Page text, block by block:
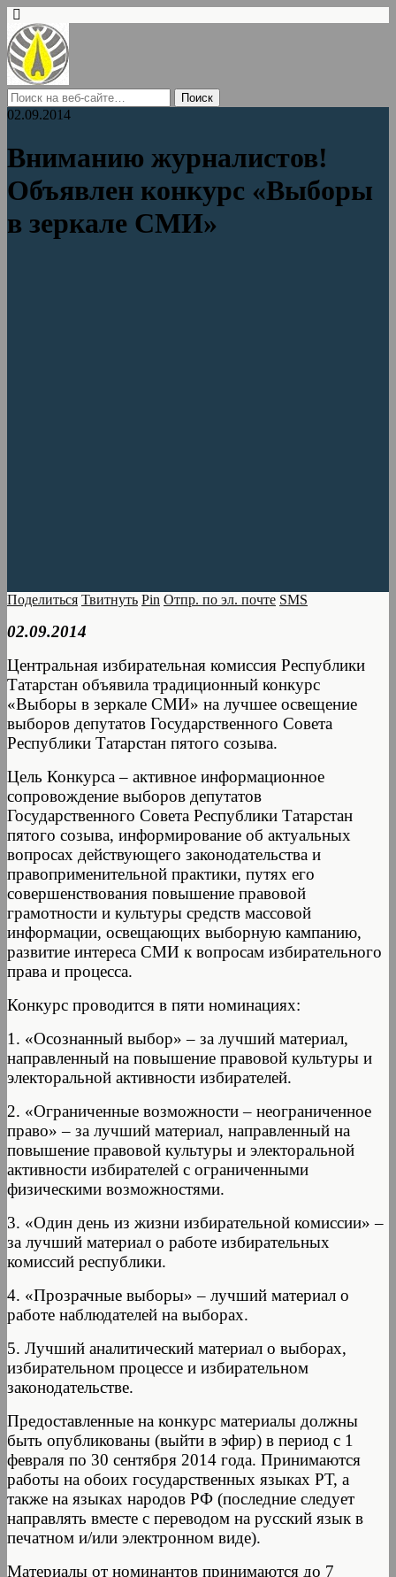
02.09.2014
Вниманию журналистов!
Объявлен конкурс «Выборы
в зеркале СМИ»
Поделиться Твитнуть Pin Отпр. по эл. почте SMS
02.09.2014
Центральная избирательная комиссия Республики
Татарстан объявила традиционный конкурс
«Выборы в зеркале СМИ» на лучшее освещение
выборов депутатов Государственного Совета
Республики Татарстан пятого созыва.
Цель Конкурса – активное информационное
сопровождение выборов депутатов
Государственного Совета Республики Татарстан
пятого созыва, информирование об актуальных
вопросах действующего законодательства и
правоприменительной практики, путях его
совершенствования повышение правовой
грамотности и культуры средств массовой
информации, освещающих выборную кампанию,
развитие интереса СМИ к вопросам избирательного
права и процесса.
Конкурс проводится в пяти номинациях:
1. «Осознанный выбор» – за лучший материал,
направленный на повышение правовой культуры и
электоральной активности избирателей.
2. «Ограниченные возможности – неограниченное
право» – за лучший материал, направленный на
повышение правовой культуры и электоральной
активности избирателей с ограниченными
физическими возможностями.
3. «Один день из жизни избирательной комиссии» –
за лучший материал о работе избирательных
комиссий республики.
4. «Прозрачные выборы» – лучший материал о
работе наблюдателей на выборах.
5. Лучший аналитический материал о выборах,
избирательном процессе и избирательном
законодательстве.
Предоставленные на конкурс материалы должны
быть опубликованы (выйти в эфир) в период с 1
февраля по 30 сентября 2014 года. Принимаются
работы на обоих государственных языках РТ, а
также на языках народов РФ (последние следует
направлять вместе с переводом на русский язык в
печатном и/или электронном виде).
Материалы от номинантов принимаются до 7